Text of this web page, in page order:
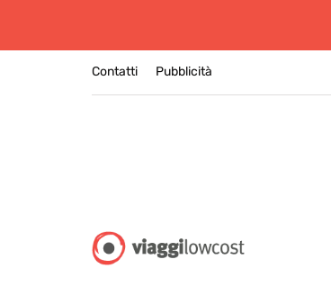
Contatti Pubblicità